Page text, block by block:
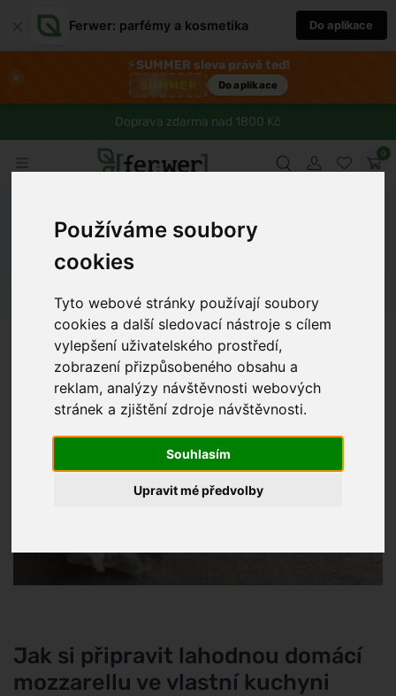
Používáme soubory
cookies
Tyto webové stránky používají soubory
cookies a další sledovací nástroje s cílem
vylepšení uživatelského prostředí,
zobrazení přizpůsobeného obsahu a
reklam, analýzy návštěvnosti webových
stránek a zjištění zdroje návštěvnosti.
Souhlasím
Upravit mé předvolby
Ferwer: parfémy a kosmetika Do aplikace
×
⚡SUMMER sleva právě teď!
Do aplikace
Doprava zdarma nad 1800 Kč
0
Jak na čerstvou a lahodnou domácí
mozzarellu
Anna Procházková 6 min 28.12.2024
Jak si připravit lahodnou domácí
mozzarellu ve vlastní kuchyni